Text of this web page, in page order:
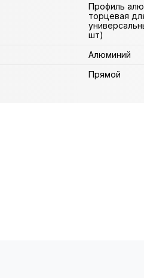
Профиль
торцевая
шт)
Алюминий
Прямой